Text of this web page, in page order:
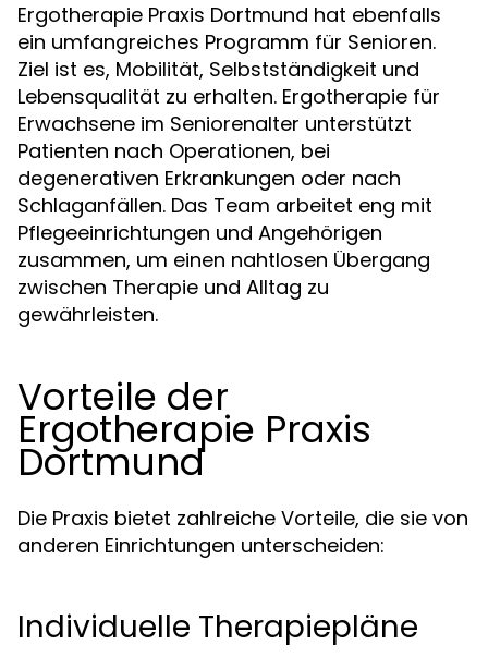
Ergotherapie Praxis Dortmund hat ebenfalls
ein umfangreiches Programm für Senioren.
Ziel ist es, Mobilität, Selbstständigkeit und
Lebensqualität zu erhalten. Ergotherapie für
Erwachsene im Seniorenalter unterstützt
Patienten nach Operationen, bei
degenerativen Erkrankungen oder nach
Schlaganfällen. Das Team arbeitet eng mit
Pflegeeinrichtungen und Angehörigen
zusammen, um einen nahtlosen Übergang
zwischen Therapie und Alltag zu
gewährleisten.
Vorteile der
Ergotherapie Praxis
Dortmund
Die Praxis bietet zahlreiche Vorteile, die sie von
anderen Einrichtungen unterscheiden:
Individuelle Therapiepläne